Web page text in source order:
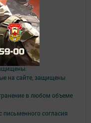
на сайте, защищены
в любом объеме
согласия